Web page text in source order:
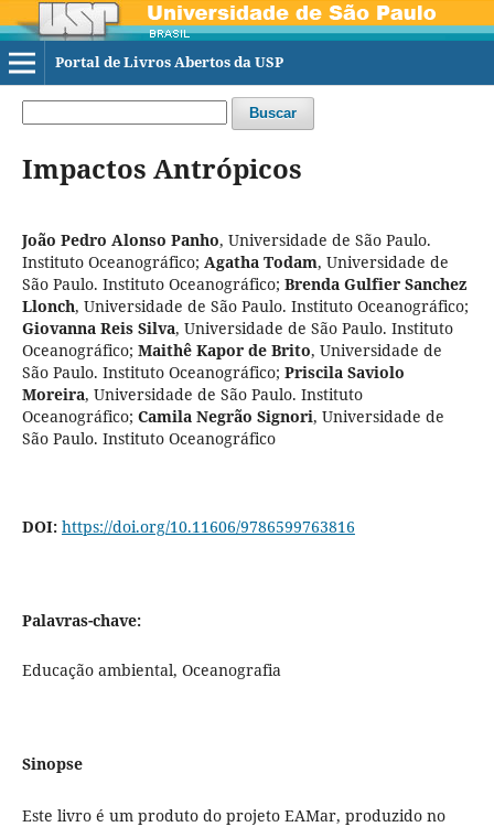
Portal de Livros Abertos da USP
Buscar
Impactos Antrópicos
João Pedro Alonso Panho, Universidade de São Paulo.
Instituto Oceanográfico; Agatha Todam, Universidade de
São Paulo. Instituto Oceanográfico; Brenda Gulfier Sanchez
Llonch, Universidade de São Paulo. Instituto Oceanográfico;
Giovanna Reis Silva, Universidade de São Paulo. Instituto
Oceanográfico; Maithê Kapor de Brito, Universidade de
São Paulo. Instituto Oceanográfico; Priscila Saviolo
Moreira, Universidade de São Paulo. Instituto
Oceanográfico; Camila Negrão Signori, Universidade de
São Paulo. Instituto Oceanográfico
DOI: https://doi.org/10.11606/9786599763816
Palavras-chave:
Educação ambiental, Oceanografia
Sinopse
Este livro é um produto do projeto EAMar, produzido no